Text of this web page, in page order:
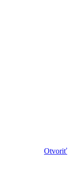
Otvoriť